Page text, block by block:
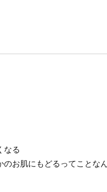
なる
お肌にもどるってことなん